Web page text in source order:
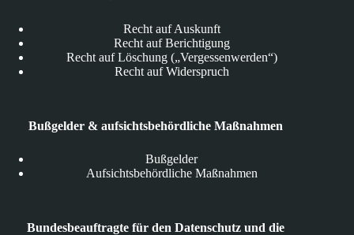
Recht auf Auskunft
Recht auf Berichtigung
Recht auf Löschung („Vergessenwerden“)
Recht auf Widerspruch
Bußgelder & aufsichtsbehördliche Maßnahmen
Bußgelder
Aufsichtsbehördliche Maßnahmen
Bundesbeauftragte für den Datenschutz und die